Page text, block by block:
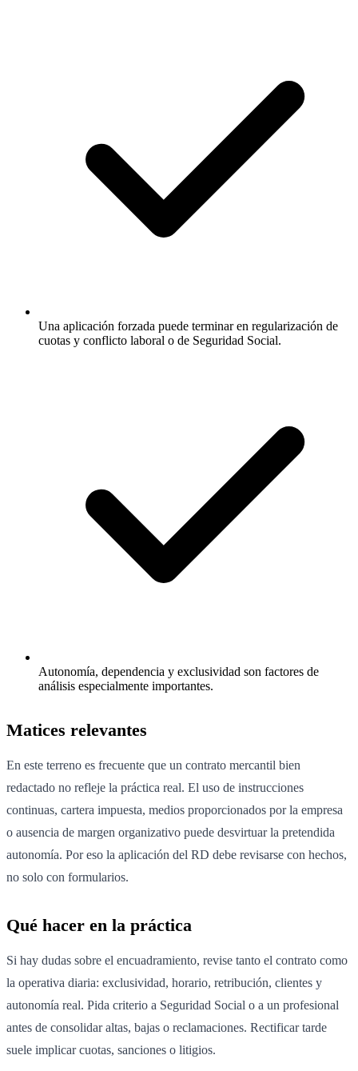
Una aplicación forzada puede terminar en regularización de
cuotas y conflicto laboral o de Seguridad Social.
Autonomía, dependencia y exclusividad son factores de
análisis especialmente importantes.
Matices relevantes
En este terreno es frecuente que un contrato mercantil bien
redactado no refleje la práctica real. El uso de instrucciones
continuas, cartera impuesta, medios proporcionados por la empresa
o ausencia de margen organizativo puede desvirtuar la pretendida
autonomía. Por eso la aplicación del RD debe revisarse con hechos,
no solo con formularios.
Qué hacer en la práctica
Si hay dudas sobre el encuadramiento, revise tanto el contrato como
la operativa diaria: exclusividad, horario, retribución, clientes y
autonomía real. Pida criterio a Seguridad Social o a un profesional
antes de consolidar altas, bajas o reclamaciones. Rectificar tarde
suele implicar cuotas, sanciones o litigios.